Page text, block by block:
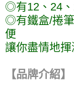
◎有12、24
◎有鐵盒/捲
便
讓你盡情地揮
【品牌介紹】